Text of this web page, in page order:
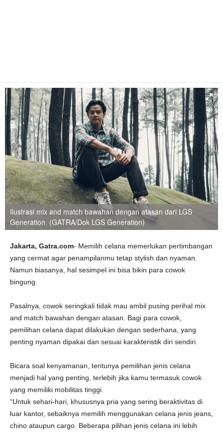
Ilustrasi mix and match bawahan dengan atasan dari LGS
Generation. (GATRA/Dok LGS Generation)
Jakarta, Gatra.com- Memilih celana memerlukan pertimbangan
yang cermat agar penampilanmu tetap stylish dan nyaman.
Namun biasanya, hal sesimpel ini bisa bikin para cowok
bingung.
Pasalnya, cowok seringkali tidak mau ambil pusing perihal mix
and match bawahan dengan atasan. Bagi para cowok,
pemilihan celana dapat dilakukan dengan sederhana, yang
penting nyaman dipakai dan sesuai karakteristik diri sendiri.
Bicara soal kenyamanan, tentunya pemilihan jenis celana
menjadi hal yang penting, terlebih jika kamu termasuk cowok
yang memiliki mobilitas tinggi.
“Untuk sehari-hari, khususnya pria yang sering beraktivitas di
luar kantor, sebaiknya memilih menggunakan celana jenis jeans,
chino ataupun cargo. Beberapa pilihan jenis celana ini lebih